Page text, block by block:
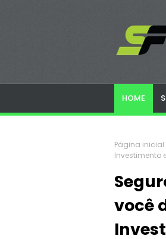
HOME
Página inicial
Investimento
você